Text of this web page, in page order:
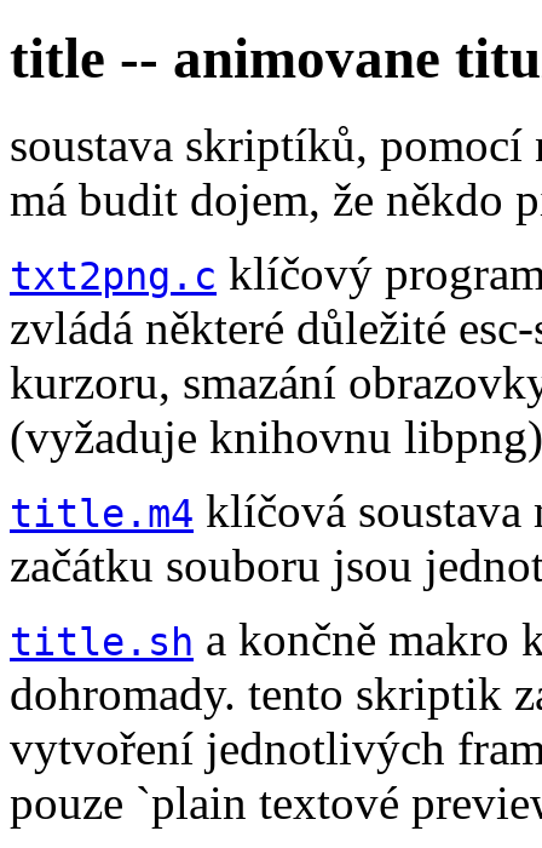
title -- animovane
soustava skriptíků,
má budit dojem, že někdo
txt2png.c klíčový
zvládá některé důležité
kurzoru, smazání
(vyžaduje knihovnu libpng)
title.m4 klíčová soustava
začátku souboru jsou
title.sh a končně makro
dohromady. tento skriptik
vytvoření jednotlivých
pouze `plain textové